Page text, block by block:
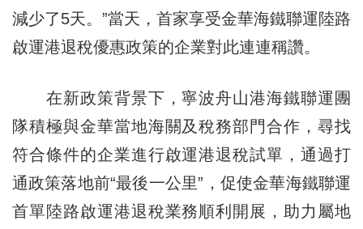
減少了5天。”當天，首家享受金華海鐵聯運陸路
啟運港退稅優惠政策的企業對此連連稱讚。
在新政策背景下，寧波舟山港海鐵聯運團
隊積極與金華當地海關及稅務部門合作，尋找
符合條件的企業進行啟運港退稅試單，通過打
通政策落地前“最後一公里”，促使金華海鐵聯運
首單陸路啟運港退稅業務順利開展，助力屬地